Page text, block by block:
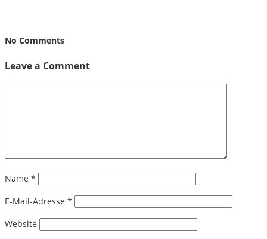
No Comments
Leave a Comment
Name *
E-Mail-Adresse *
Website